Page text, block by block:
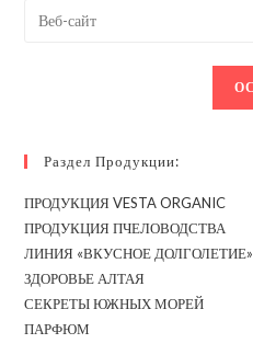
пользователя,
адрес,
Введите
Раздел Продукции:
ПРОДУКЦИЯ VESTA ORGANIC
ПРОДУКЦИЯ ПЧЕЛОВОДСТВА
ЛИНИЯ «ВКУСНОЕ ДОЛГОЛЕТИЕ»
ЗДОРОВЬЕ АЛТАЯ
СЕКРЕТЫ ЮЖНЫХ МОРЕЙ
ПАРФЮМ